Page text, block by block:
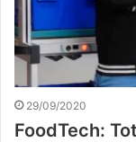
29/09/2020
FoodTech: